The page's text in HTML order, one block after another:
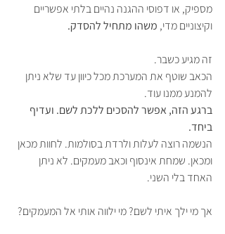
מספיק, או דפוסי ההגנה נהיים בלתי אפשריים
וקיצוניים מדי, משהו מתחיל להסדק.
זה מגיע כשבר.
הכאב שוטף את המערכת מכל כיוון עד שלא ניתן
להמנע ממנו עוד.
ברגע הזה, אפשר להסכים ללכת לשם. ועדיף
ביחד.
הנשמה רוצה לעלות ולרדת בסולמות. לחוות מכאן
ומכאן. שמחת אינסוף וכאב מעמקים. לא ניתן
האחד בלי השני.
אך מי ילך איתי לשם? מי ילווה אותי אל המעמקים?